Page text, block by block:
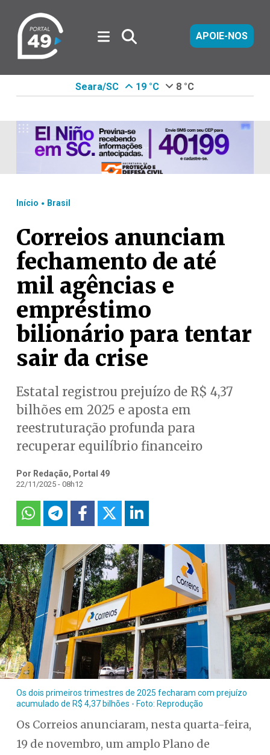
APOIE-NOS
Seara/SC 19 °C 8 °C
Início . Brasil
Correios anunciam
fechamento de até
mil agências e
empréstimo
bilionário para tentar
sair da crise
Estatal registrou prejuízo de R$ 4,37
bilhões em 2025 e aposta em
reestruturação profunda para
recuperar equilíbrio financeiro
Por Redação, Portal 49
22/11/2025 - 08h12
Os dois primeiros trimestres de 2025 fecharam com prejuízo
acumulado de R$ 4,37 bilhões - Foto: Reprodução
Os Correios anunciaram, nesta quarta-feira,
19 de novembro, um amplo Plano de